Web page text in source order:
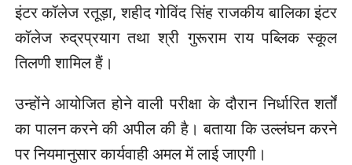
इंटर कॉलेज रतूड़ा, शहीद गोविंद सिंह राजकीय बालिका इंटर
कॉलेज रुद्रप्रयाग तथा श्री गुरूराम राय पब्लिक स्कूल
तिलणी शामिल हैं।
उन्होंने आयोजित होने वाली परीक्षा के दौरान निर्धारित शर्तों
का पालन करने की अपील की है। बताया कि उल्लंघन करने
पर नियमानुसार कार्यवाही अमल में लाई जाएगी।